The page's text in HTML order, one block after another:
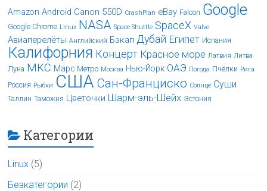
Amazon Android Canon 550D CrashPlan eBay Falcon Google
Google Chrome Linux NASA Space Shuttle SpaceX Valve
Авиаперелёты Английский Бэкап Дубай Египет Испания
Калифорния Концерт Красное море Латвия Литва
Луна МКС Марс Метро Москва Нью-Йорк ОАЭ Погода Пчёлки Рига
Россия Рыбки США Сан-Франциско Солнце Суши
Таллин Таможня Цветочки Шарм-эль-Шейх Эстония
Категории
Linux (5)
Безкатегории (2)